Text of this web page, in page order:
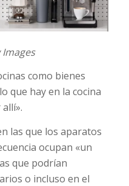
como bienes
que hay en la cocina
las que los aparatos
ocupan «un
que podrían
o incluso en el